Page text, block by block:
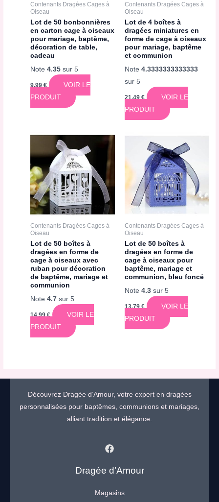
Contenants Dragées Cages à
Oiseau
Lot de 50 bonbonnières
en carton cage à oiseaux
pour mariage, baptême,
décoration de table,
cadeau
Note4.35 sur 5
9,99€
VOIR LE
PRODUIT
Contenants Dragées Cages à
Oiseau
Lot de 4 boîtes à
dragées miniatures en
forme de cage à oiseaux
pour mariage, baptême
et communion
Note 4.3333333333333
sur 5
21,49€
VOIR LE
PRODUIT
Contenants Dragées Cages à
Oiseau
Lot de 50 boîtes à
dragées en forme de
cage à oiseaux avec
ruban pour décoration
de baptême, mariage et
communion
Note4.7 sur 5
14,99€
VOIR LE
PRODUIT
Contenants Dragées Cages à
Oiseau
Lot de 50 boîtes à
dragées en forme de
cage à oiseaux pour
baptême, mariage et
communion, bleu foncé
Note 4.3sur 5
13,79€
VOIR LE
PRODUIT
Découvrez Dragée d’Amour, votre expert en dragées
personnalisées pour baptêmes, communions et mariages,
alliant tradition et élégance.
Dragée d’Amour
Magasins